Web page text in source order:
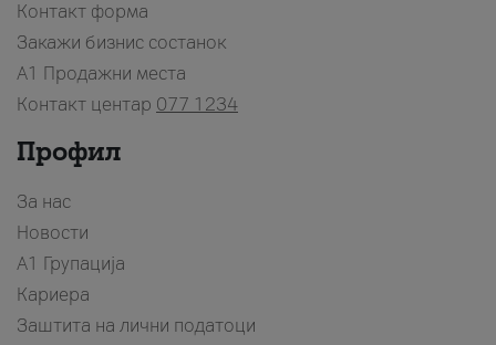
Контакт форма
Закажи бизнис состанок
A1 Продажни места
Контакт центар 077 1234
Профил
За нас
Новости
А1 Групација
Кариера
Заштита на лични податоци